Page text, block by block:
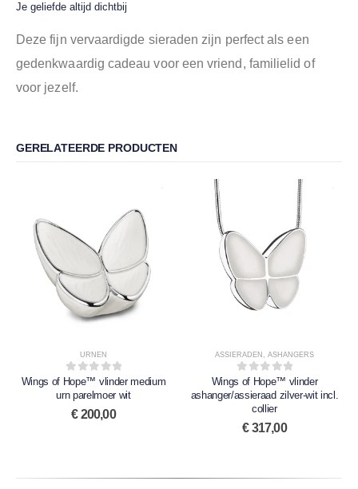
Je geliefde altijd dichtbij
Deze fijn vervaardigde sieraden zijn perfect als een
gedenkwaardig cadeau voor een vriend, familielid of
voor jezelf.
GERELATEERDE PRODUCTEN
URNEN
0out of 5
Wings of Hope™ vlinder medium
urn parelmoer wit
€200,00
ASSIERADEN ASHANGERS
0 out of 5
Wings of Hope™ vlinder
ashanger/assieraad zilver-wit incl.
collier
€317,00